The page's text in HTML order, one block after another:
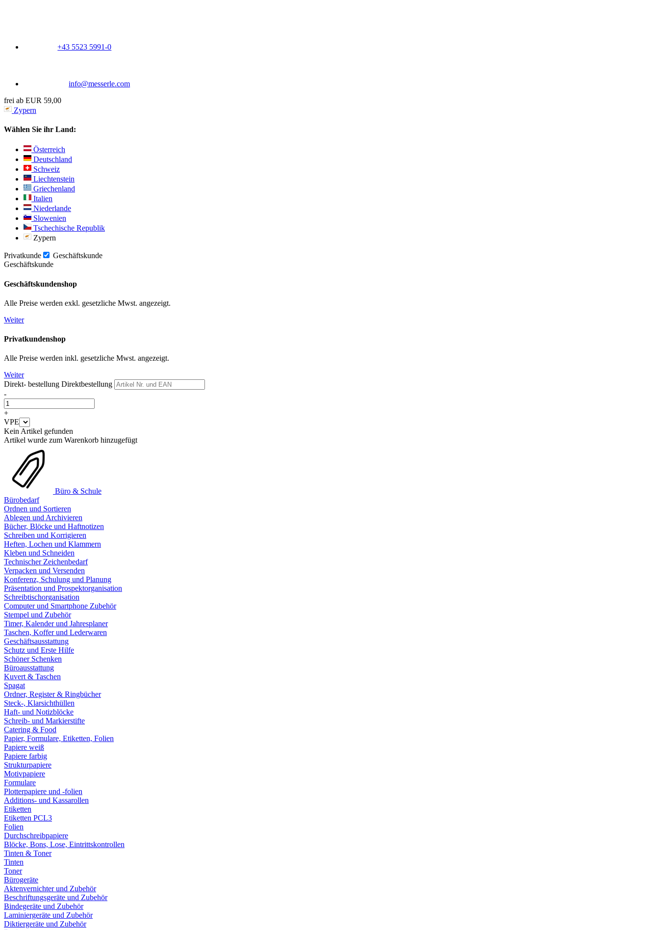
+43 5523 5991-0
info@messerle.com
frei ab EUR 59,00
Zypern
Wählen Sie ihr Land:
Österreich
Deutschland
Schweiz
Liechtenstein
Griechenland
Italien
Niederlande
Slowenien
Tschechische Republik
Zypern
Privatkunde
Geschäftskunde
Geschäftskunde
Geschäftskundenshop
Alle Preise werden exkl. gesetzliche Mwst. angezeigt.
Weiter
Privatkundenshop
Alle Preise werden inkl. gesetzliche Mwst. angezeigt.
Weiter
Direkt- bestellung Direktbestellung
-
+
VPE
Kein Artikel gefunden
Artikel wurde zum Warenkorb hinzugefügt
Büro & Schule
Bürobedarf
Ordnen und Sortieren
Ablegen und Archivieren
Bücher, Blöcke und Haftnotizen
Schreiben und Korrigieren
Heften, Lochen und Klammern
Kleben und Schneiden
Technischer Zeichenbedarf
Verpacken und Versenden
Konferenz, Schulung und Planung
Präsentation und Prospektorganisation
Schreibtischorganisation
Computer und Smartphone Zubehör
Stempel und Zubehör
Timer, Kalender und Jahresplaner
Taschen, Koffer und Lederwaren
Geschäftsausstattung
Schutz und Erste Hilfe
Schöner Schenken
Büroausstattung
Kuvert & Taschen
Spagat
Ordner, Register & Ringbücher
Steck-, Klarsichthüllen
Haft- und Notizblöcke
Schreib- und Markierstifte
Catering & Food
Papier, Formulare, Etiketten, Folien
Papiere weiß
Papiere farbig
Strukturpapiere
Motivpapiere
Formulare
Plotterpapiere und -folien
Additions- und Kassarollen
Etiketten
Etiketten PCL3
Folien
Durchschreibpapiere
Blöcke, Bons, Lose, Eintrittskontrollen
Tinten & Toner
Tinten
Toner
Bürogeräte
Aktenvernichter und Zubehör
Beschriftungsgeräte und Zubehör
Bindegeräte und Zubehör
Laminiergeräte und Zubehör
Diktiergeräte und Zubehör